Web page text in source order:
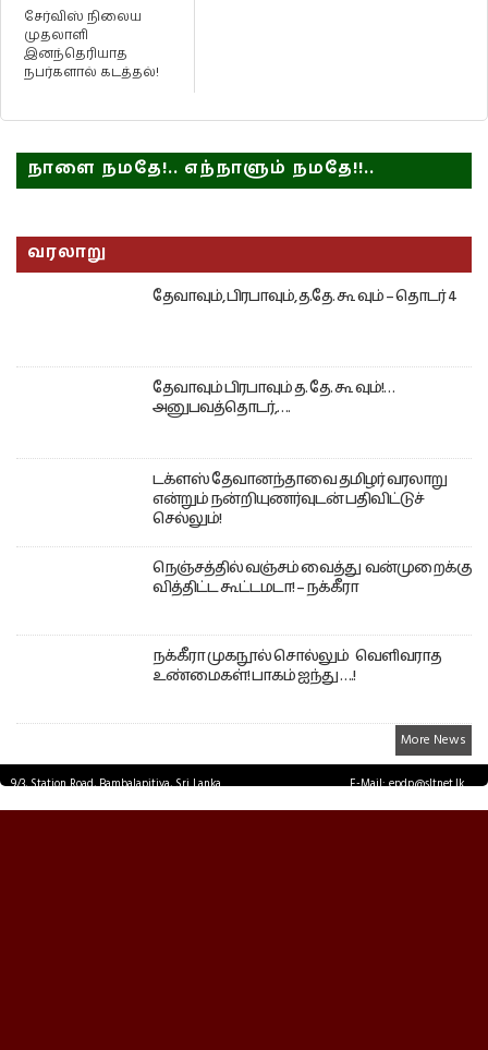
சேர்விஸ் நிலைய
முதலாளி
இனந்தெரியாத
நபர்களால் கடத்தல்!
நாளை நமதே!.. எந்நாளும் நமதே!!..
வரலாறு
தேவாவும், பிரபாவும், த.தே. கூ வும் – தொடர் 4
தேவாவும் பிரபாவும் த. தே. கூ வும்!…
அனுபவத்தொடர்,….
டக்ளஸ் தேவானந்தாவை தமிழர் வரலாறு
என்றும் நன்றியுணர்வுடன் பதிவிட்டுச்
செல்லும்!
நெஞ்சத்தில் வஞ்சம் வைத்து வன்முறைக்கு
வித்திட்ட கூட்டமடா! – நக்கீரா
நக்கீரா முகநூல் சொல்லும் வெளிவராத
உண்மைகள்! பாகம் ஐந்து ….!
More News
9/3, Station Road, Bambalapitiya, Sri Lanka.
E-Mail: epdp@sltnet.lk